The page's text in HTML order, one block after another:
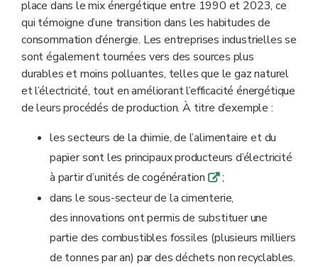
place dans le mix énergétique entre 1990 et 2023, ce
qui témoigne d’une transition dans les habitudes de
consommation d’énergie. Les entreprises industrielles se
sont également tournées vers des sources plus
durables et moins polluantes, telles que le gaz naturel
et l’électricité, tout en améliorant l’efficacité énergétique
de leurs procédés de production. À titre d’exemple :
les secteurs de la chimie, de l’alimentaire et du
papier sont les principaux producteurs d’électricité
à partir d’unités de cogénération q;
dans le sous-secteur de la cimenterie,
des innovations ont permis de substituer une
partie des combustibles fossiles (plusieurs milliers
de tonnes par an) par des déchets non recyclables.